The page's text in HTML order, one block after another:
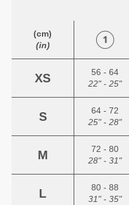
(cm)
(in)
XS
56 - 64
22" - 25"
S
64 - 72
25" - 28"
M
72 - 80
28" - 31"
L
80 - 88
31" - 35"